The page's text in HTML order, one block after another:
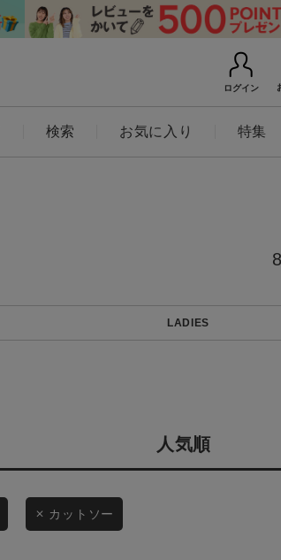
ログイン
検索 お気に入り 特集
BINGOYAについ
採用情報
WEB限定
LADIES
人気順
8
カットソー